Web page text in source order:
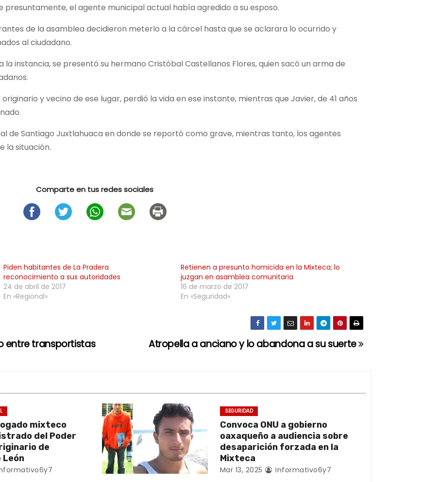
el agente municipal actual había agredido a su esposo.
de la asamblea decidieron meterlo a la cárcel hasta que se aclarara lo ocurrido y
al ciudadano.
instancia, se presentó su hermano Cristóbal Castellanos Flores, quien sacó un arma de
y vecino de ese lugar, perdió la vida en ese instante, mientras que Javier, de 41 años
de Santiago Juxtlahuaca en donde se reportó como grave, mientras tanto, los agentes
la situación.
Comparte en tus redes sociales
Piden habitantes de La Pradera
reconocimiento a sus autoridades
24 de abril de 2017
En «Regional»
Retienen a presunto homicida en la Mixteca; lo
juzgan en asamblea comunitaria
16 de marzo de 2017
En «Seguridad»
Atropella a anciano y lo abandona a su suerte
entre transportistas
mixteco
del Poder
de
León
SEGURIDAD
Convoca ONU a gobierno
oaxaqueño a audiencia sobre
desaparición forzada en la
Mixteca
Mar 13, 2025 Informativo6y7